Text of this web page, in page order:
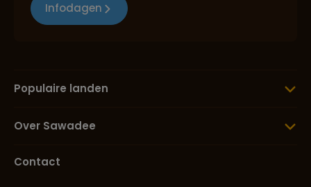
Infodagen
Populaire landen
Over Sawadee
Contact